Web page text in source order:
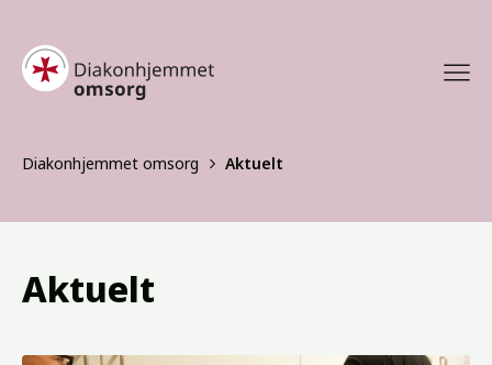
Diakonhjemmet omsorg Aktuelt
Aktuelt